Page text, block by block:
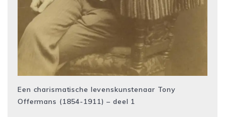
Een charismatische levenskunstenaar Tony
Offermans (1854-1911) – deel 1